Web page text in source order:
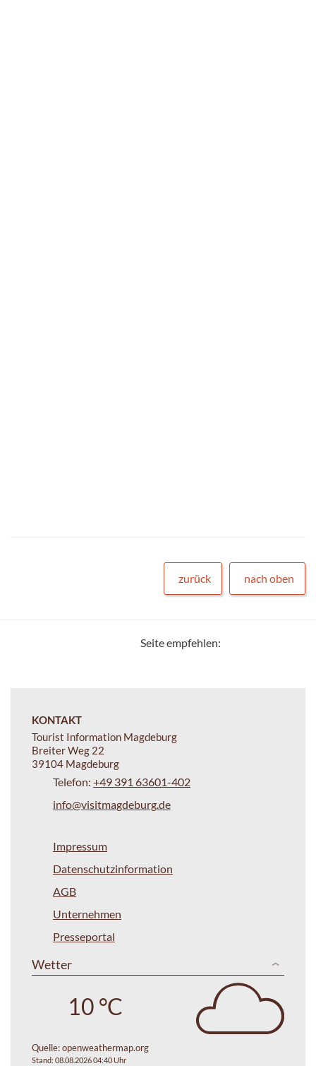
zurück nach oben
Seite empfehlen:
KONTAKT
Tourist Information Magdeburg
Breiter Weg 22
39104 Magdeburg
Telefon: +49 391 63601-402
info@visitmagdeburg.de
Impressum
Datenschutzinformation
AGB
Unternehmen
Presseportal
Wetter
10 °C
Quelle:openweathermap.org
Stand: 08.08.2026 04:40 Uhr